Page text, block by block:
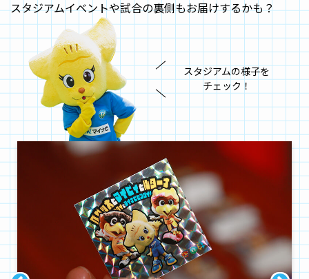
スタジアムイベントや試合の裏側もお届けするかも？
スタジアムの様子を
チェック！